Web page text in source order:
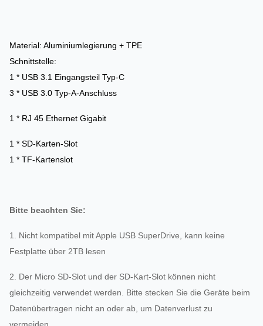
Material: Aluminiumlegierung + TPE
Schnittstelle:
1 * USB 3.1 Eingangsteil Typ-C
3 * USB 3.0 Typ-A-Anschluss
1 * RJ 45 Ethernet Gigabit
1 * SD-Karten-Slot
1 * TF-Kartenslot
Bitte beachten Sie:
1. Nicht kompatibel mit Apple USB SuperDrive, kann keine
Festplatte über 2TB lesen
2. Der Micro SD-Slot und der SD-Kart-Slot können nicht
gleichzeitig verwendet werden. Bitte stecken Sie die Geräte beim
Datenübertragen nicht an oder ab, um Datenverlust zu